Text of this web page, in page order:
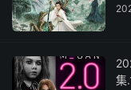
集